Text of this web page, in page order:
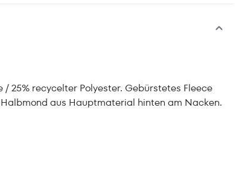
25% recycelter Polyester. Gebürstetes Fleece
aus Hauptmaterial hinten am Nacken.